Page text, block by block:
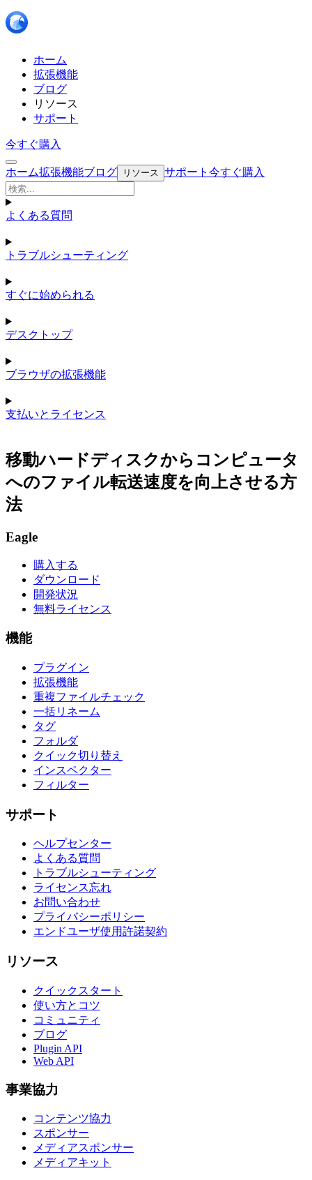
ホーム
拡張機能
ブログ
リソース
サポート
今すぐ購入
ホーム拡張機能ブログ リソース サポート 今すぐ購入
よくある質問
トラブルシューティング
すぐに始められる
デスクトップ
ブラウザの拡張機能
支払いとライセンス
移動ハードディスクからコンピュータ
へのファイル転送速度を向上させる方
法
Eagle
購入する
ダウンロード
開発状況
無料ライセンス
機能
プラグイン
拡張機能
重複ファイルチェック
一括リネーム
タグ
フォルダ
クイック切り替え
インスペクター
フィルター
サポート
ヘルプセンター
よくある質問
トラブルシューティング
ライセンス忘れ
お問い合わせ
プライバシーポリシー
エンドユーザ使用許諾契約
リソース
クイックスタート
使い方とコツ
コミュニティ
ブログ
Plugin API
Web API
事業協力
コンテンツ協力
スポンサー
メディアスポンサー
メディアキット